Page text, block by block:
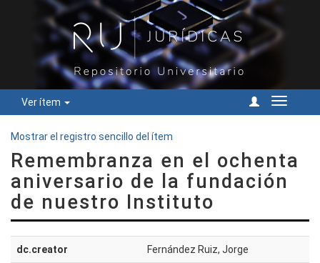
Ver ítem
Cambiar
Mostrar el registro sencillo del ítem
Remembranza en el ochenta
aniversario de la fundación
de nuestro Instituto
dc.creator Fernández Ruiz, Jorge